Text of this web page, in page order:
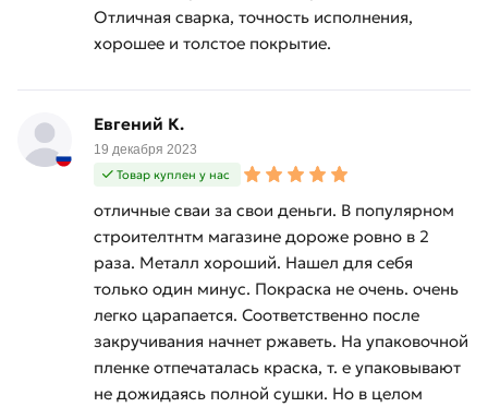
Отличная сварка, точность исполнения,
хорошее и толстое покрытие.
Евгений К.
19 декабря 2023
Товар куплен у нас
отличные сваи за свои деньги. В популярном
строителтнтм магазине дороже ровно в 2
раза. Металл хороший. Нашел для себя
только один минус. Покраска не очень. очень
легко царапается. Соответственно после
закручивания начнет ржаветь. На упаковочной
пленке отпечаталась краска, т. е упаковывают
не дожидаясь полной сушки. Но в целом